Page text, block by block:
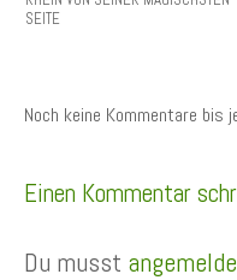
SEITE
Noch keine Kommentare bis
Einen Kommentar
Du musst